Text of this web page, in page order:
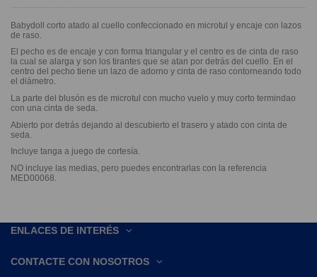
Babydoll corto atado al cuello confeccionado en microtul y encaje con lazos
de raso.
El pecho es de encaje y con forma triangular y el centro es de cinta de raso
la cual se alarga y son los tirantes que se atan por detrás del cuello. En el
centro del pecho tiene un lazo de adorno y cinta de raso contorneando todo
el diámetro.
La parte del blusón es de microtul con mucho vuelo y muy corto termindao
con una cinta de seda.
Abierto por detrás dejando al descubierto el trasero y atado con cinta de
seda.
Incluye tanga a juego de cortesía.
NO incluye las medias, pero puedes encontrarlas con la referencia
MED00068.
ENLACES DE INTERÉS
CONTACTE CON NOSOTROS